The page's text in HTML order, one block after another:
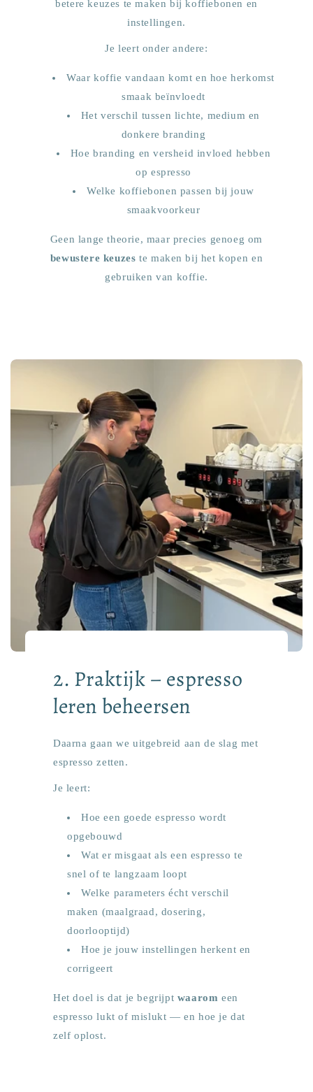
betere keuzes te maken bij koffiebonen en
instellingen.
Je leert onder andere:
Waar koffie vandaan komt en hoe herkomst
smaak beïnvloedt
Het verschil tussen lichte, medium en
donkere branding
Hoe branding en versheid invloed hebben
op espresso
Welke koffiebonen passen bij jouw
smaakvoorkeur
Geen lange theorie, maar precies genoeg om
bewustere keuzes te maken bij het kopen en
gebruiken van koffie.
2. Praktijk – espresso
leren beheersen
Daarna gaan we uitgebreid aan de slag met
espresso zetten.
Je leert:
Hoe een goede espresso wordt
opgebouwd
Wat er misgaat als een espresso te
snel of te langzaam loopt
Welke parameters écht verschil
maken (maalgraad, dosering,
doorlooptijd)
Hoe je jouw instellingen herkent en
corrigeert
Het doel is dat je begrijpt waarom een
espresso lukt of mislukt — en hoe je dat
zelf oplost.